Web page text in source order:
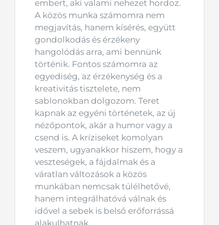
embert, aki valami nehezet hordoz.
A közös munka számomra nem
megjavítás, hanem kísérés, együtt
gondolkodás és érzékeny
hangolódás arra, ami bennünk
történik. Fontos számomra az
egyediség, az érzékenység és a
kreativitás tisztelete, nem
sablonokban dolgozom. Teret
kapnak az egyéni történetek, az új
nézőpontok, akár a humor vagy a
csend is. A kríziseket komolyan
veszem, ugyanakkor hiszem, hogy a
veszteségek, a fájdalmak és a
váratlan változások a közös
munkában nemcsak túlélhetővé,
hanem integrálhatóvá válnak és
idővel a sebek is belső erőforrássá
alakulhatnak.